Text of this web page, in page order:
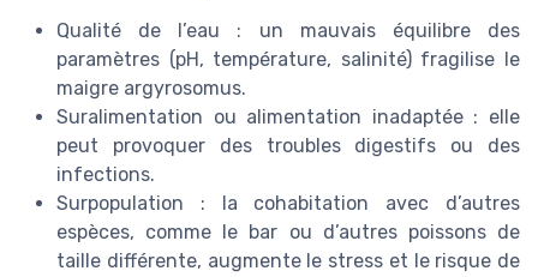
Qualité de l’eau : un mauvais équilibre des
paramètres (pH, température, salinité) fragilise le
maigre argyrosomus.
Suralimentation ou alimentation inadaptée : elle
peut provoquer des troubles digestifs ou des
infections.
Surpopulation : la cohabitation avec d’autres
espèces, comme le bar ou d’autres poissons de
taille différente, augmente le stress et le risque de